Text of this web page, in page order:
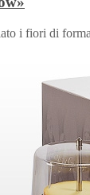
i fiori di